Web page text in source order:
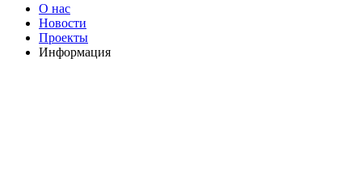
О нас
Новости
Проекты
Информация